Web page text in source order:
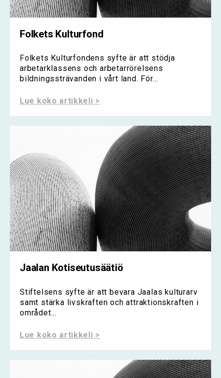
Folkets Kulturfond
Folkets Kulturfondens syfte är att stödja
arbetarklassens och arbetarrörelsens
bildningssträvanden i vårt land. För...
Lue koko artikkeli >
Jaalan Kotiseutusäätiö
Stiftelsens syfte är att bevara Jaalas kulturarv
samt stärka livskraften och attraktionskraften i
området...
Lue koko artikkeli >